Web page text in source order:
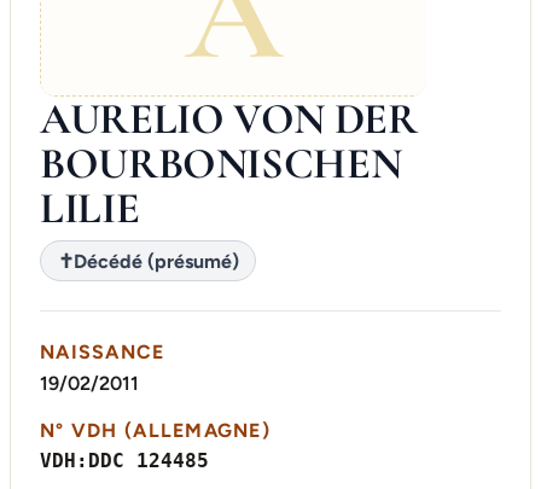
AURELIO VON DER
BOURBONISCHEN
LILIE
✝Décédé (présumé)
NAISSANCE
19/02/2011
N° VDH (ALLEMAGNE)
VDH:DDC 124485